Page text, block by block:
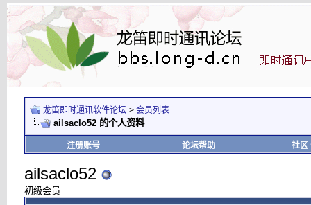
龙笛即时通讯软件论坛 > 会员列表
ailsaclo52 的个人资料
注册账号 论坛帮助 社区
ailsaclo52
初级会员